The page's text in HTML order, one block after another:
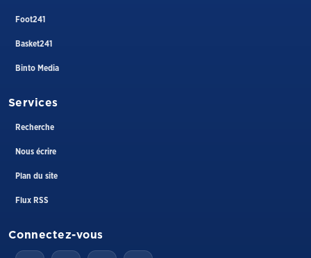
Foot241
Basket241
Binto Media
Services
Recherche
Nous écrire
Plan du site
Flux RSS
Connectez-vous